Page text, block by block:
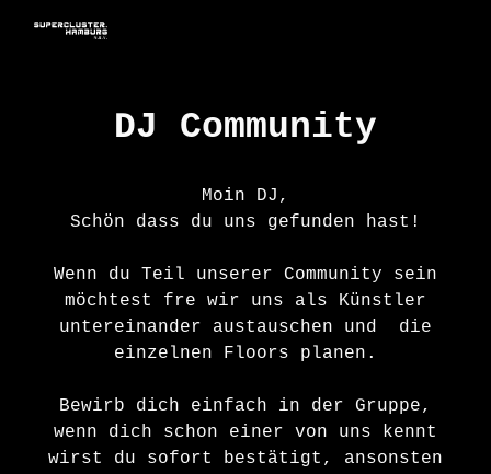
Skip to main content
DJ Community
Moin DJ,
Schön dass du uns gefunden hast!
Wenn du Teil unserer Community sein
möchtest fre wir uns als Künstler
untereinander austauschen und die
einzelnen Floors planen.
Bewirb dich einfach in der Gruppe,
wenn dich schon einer von uns kennt
wirst du sofort bestätigt, ansonsten